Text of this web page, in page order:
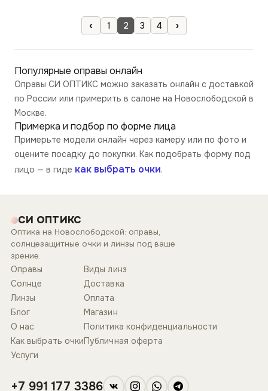
‹ 1 2 3 4 ›
Популярные оправы онлайн
Оправы СИ ОПТИКС можно заказать онлайн с доставкой
по России или примерить в салоне на Новослободской в
Москве.
Примерка и подбор по форме лица
Примерьте модели онлайн через камеру или по фото и
оцените посадку до покупки. Как подобрать форму под
лицо — в гиде как выбрать очки.
СИ ОПТИКС
Оптика на Новослободской: оправы,
солнцезащитные очки и линзы под ваше
зрение.
Оправы
Солнце
Линзы
Блог
О нас
Как выбрать очки
Услуги
Виды линз
Доставка
Оплата
Магазин
Политика конфиденциальности
Публичная оферта
+7 991 177 3386